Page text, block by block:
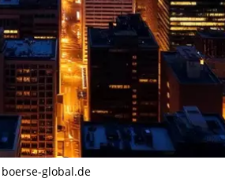
global.de